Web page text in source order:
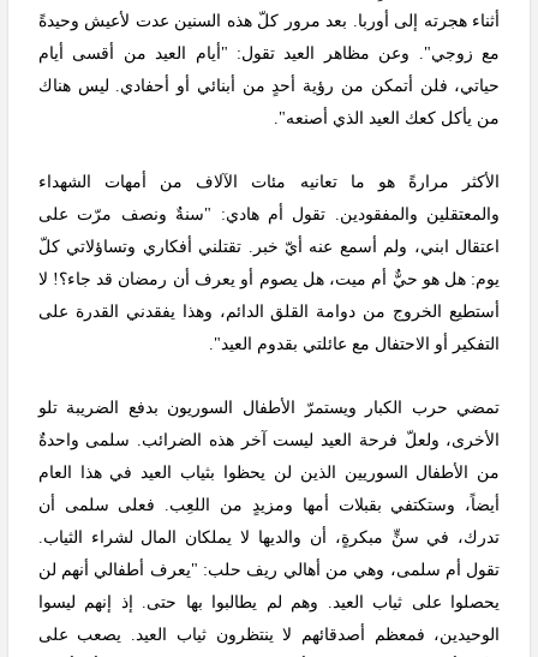
أثناء هجرته إلى أوربا. بعد مرور كلّ هذه السنين عدت لأعيش وحيدةً
مع زوجي". وعن مظاهر العيد تقول: "أيام العيد من أقسى أيام
حياتي، فلن أتمكن من رؤية أحدٍ من أبنائي أو أحفادي. ليس هناك
من يأكل كعك العيد الذي أصنعه".
الأكثر مرارةً هو ما تعانيه مئات الآلاف من أمهات الشهداء
والمعتقلين والمفقودين. تقول أم هادي: "سنةٌ ونصف مرّت على
اعتقال ابني، ولم أسمع عنه أيّ خبر. تقتلني أفكاري وتساؤلاتي كلّ
يوم: هل هو حيٌّ أم ميت، هل يصوم أو يعرف أن رمضان قد جاء؟! لا
أستطيع الخروج من دوامة القلق الدائم، وهذا يفقدني القدرة على
التفكير أو الاحتفال مع عائلتي بقدوم العيد".
تمضي حرب الكبار ويستمرّ الأطفال السوريون بدفع الضريبة تلو
الأخرى، ولعلّ فرحة العيد ليست آخر هذه الضرائب. سلمى واحدةٌ
من الأطفال السوريين الذين لن يحظوا بثياب العيد في هذا العام
أيضاً، وستكتفي بقبلات أمها ومزيدٍ من اللعِب. فعلى سلمى أن
تدرك، في سنٍّ مبكرةٍ، أن والديها لا يملكان المال لشراء الثياب.
تقول أم سلمى، وهي من أهالي ريف حلب: "يعرف أطفالي أنهم لن
يحصلوا على ثياب العيد. وهم لم يطالبوا بها حتى. إذ إنهم ليسوا
الوحيدين، فمعظم أصدقائهم لا ينتظرون ثياب العيد. يصعب على